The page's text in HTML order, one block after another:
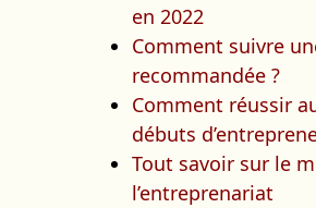
en 2022
Comment suivre
recommandée ?
Comment réussir
débuts
Tout savoir sur le
l’entreprenariat